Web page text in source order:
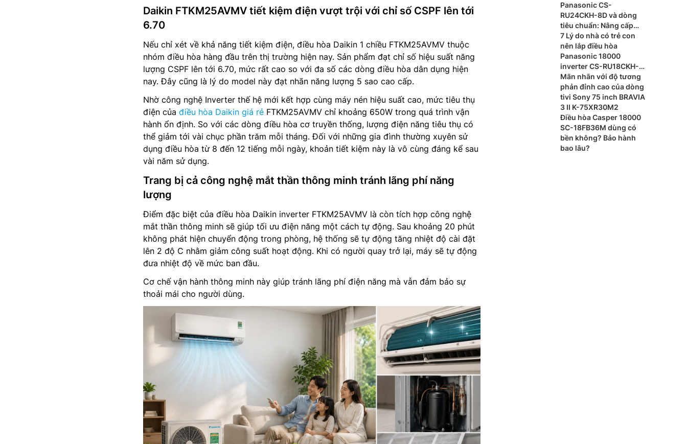
Daikin FTKM25AVMV tiết kiệm điện vượt trội với chỉ số CSPF lên tới
6.70
Nếu chỉ xét về khả năng tiết kiệm điện, điều hòa Daikin 1 chiều FTKM25AVMV thuộc
nhóm điều hòa hàng đầu trên thị trường hiện nay. Sản phẩm đạt chỉ số hiệu suất năng
lượng CSPF lên tới 6.70, mức rất cao so với đa số các dòng điều hòa dân dụng hiện
nay. Đây cũng là lý do model này đạt nhãn năng lượng 5 sao cao cấp.
Nhờ công nghệ Inverter thế hệ mới kết hợp cùng máy nén hiệu suất cao, mức tiêu thụ
điện của điều hòa Daikin giá rẻ FTKM25AVMV chỉ khoảng 650W trong quá trình vận
hành ổn định. So với các dòng điều hòa cơ truyền thống, lượng điện năng tiêu thụ có
thể giảm tới vài chục phần trăm mỗi tháng. Đối với những gia đình thường xuyên sử
dụng điều hòa từ 8 đến 12 tiếng mỗi ngày, khoản tiết kiệm này là vô cùng đáng kể sau
vài năm sử dụng.
Trang bị cả công nghệ mắt thần thông minh tránh lãng phí năng
lượng
Điểm đặc biệt của điều hòa Daikin inverter FTKM25AVMV là còn tích hợp công nghệ
mắt thần thông minh sẽ giúp tối ưu điện năng một cách tự động. Sau khoảng 20 phút
không phát hiện chuyển động trong phòng, hệ thống sẽ tự động tăng nhiệt độ cài đặt
lên 2 độ C nhằm giảm công suất hoạt động. Khi có người quay trở lại, máy sẽ tự động
đưa nhiệt độ về mức ban đầu.
Cơ chế vận hành thông minh này giúp tránh lãng phí điện năng mà vẫn đảm bảo sự
thoải mái cho người dùng.
Panasonic CS-
RU24CKH-8D và dòng
tiêu chuẩn: Nâng cấp
nào đáng giá?
7 Lý do nhà có trẻ con
nên lắp điều hòa
Panasonic 18000
inverter CS-RU18CKH-
8BD
Mãn nhãn với độ tương
phản đỉnh cao của dòng
tivi Sony 75 inch BRAVIA
3 II K-75XR30M2
Điều hòa Casper 18000
SC-18FB36M dùng có
bền không? Bảo hành
bao lâu?